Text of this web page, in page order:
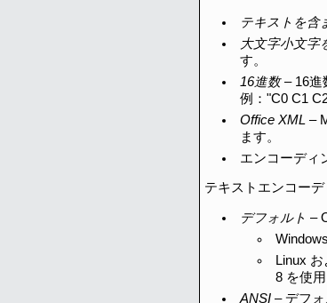
テキストを含
大文字小文字
す。
16進数– 16進
例："C0 C1
Office XML –
ます。
エンコーディ
テキストエンコー
デフォルト –
Linux
8 を使用
ANSI– デフォ